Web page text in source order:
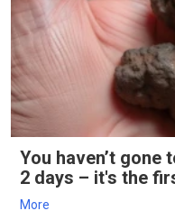
You haven’t
2 days – it's the
More